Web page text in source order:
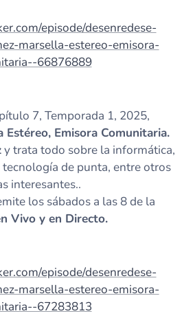
episode/desenredese-
marsella-estereo-emisora-
66876889
7, Temporada 1, 2025,
Estéreo, Emisora Comunitaria.
y trata todo sobre la informática,
de punta, entre otros
interesantes..
los sábados a las 8 de la
Vivo y en Directo.
episode/desenredese-
marsella-estereo-emisora-
67283813